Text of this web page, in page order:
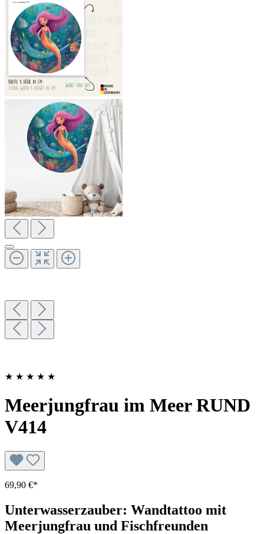
★ ★ ★ ★ ★
Meerjungfrau im Meer RUND
V414
69,90 €*
Unterwasserzauber: Wandtattoo mit
Meerjungfrau und Fischfreunden